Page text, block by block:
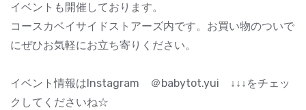
イベントも開催しております。
コースカベイサイドストアーズ内です。お買い物のついで
にぜひお気軽にお立ち寄りください。
イベント情報はInstagram ＠babytot.yui ↓↓↓をチェッ
クしてくださいね☆